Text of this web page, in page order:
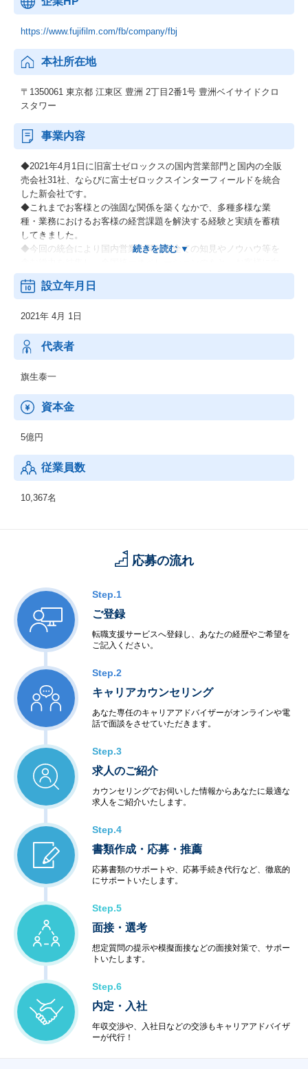
https://www.fujifilm.com/fb/company/fbj
本社所在地
〒1350061 東京都 江東区 豊洲 2丁目2番1号 豊洲ベイサイドクロ
スタワー
事業内容
◆2021年4月1日に旧富士ゼロックスの国内営業部門と国内の全販
売会社31社、ならびに富士ゼロックスインターフィールドを統合
した新会社です。
◆これまでお客様との強固な関係を築くなかで、多種多様な業
種・業務におけるお客様の経営課題を解決する経験と実績を蓄積
してきました。
◆今回の統合により国内営業に関わる全ての知見やノウハウ等を
けて新たな価値提供を加速し、これまで以上に迅速かつダイナミ
ックにお客様のニーズにお応えします。
・オフィスソリューション事業
・グラフィックコミュニケーション事業
・ビジネスソリューション事業
設立年月日
2021年 4月 1日
代表者
旗生泰一
資本金
5億円
従業員数
10,367名
応募の流れ
Step.1
ご登録
転職支援サービスへ登録し、あなたの経歴やご希望を
ご記入ください。
Step.2
キャリアカウンセリング
あなた専任のキャリアアドバイザーがオンラインや電
話で面談をさせていただきます。
Step.3
求人のご紹介
カウンセリングでお伺いした情報からあなたに最適な
求人をご紹介いたします。
Step.4
書類作成・応募・推薦
応募書類のサポートや、応募手続き代行など、徹底的
にサポートいたします。
Step.5
面接・選考
想定質問の提示や模擬面接などの面接対策で、サポー
トいたします。
Step.6
内定・入社
年収交渉や、入社日などの交渉もキャリアアドバイザ
ーが代行！